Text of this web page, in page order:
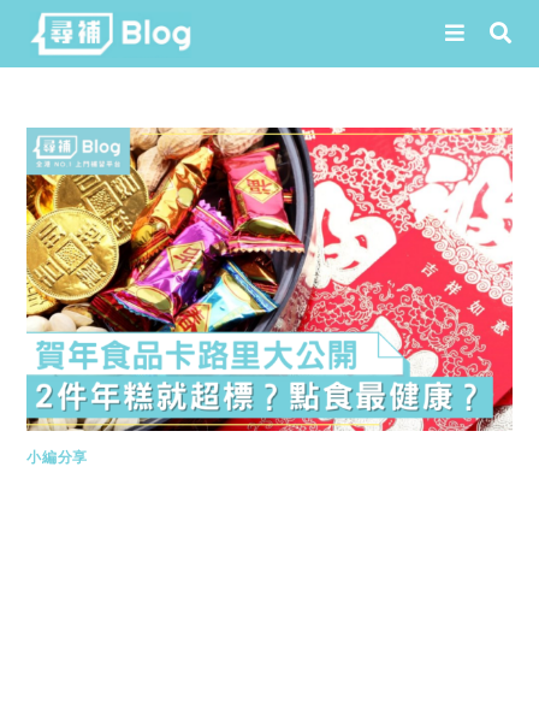
content
小編分享